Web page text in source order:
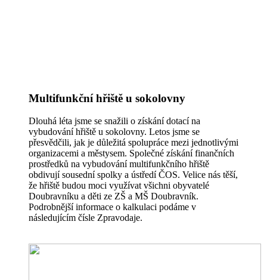
Multifunkční hřiště u sokolovny
Dlouhá léta jsme se snažili o získání dotací na
vybudování hřiště u sokolovny. Letos jsme se
přesvědčili, jak je důležitá spolupráce mezi jednotlivými
organizacemi a městysem. Společné získání finančních
prostředků na vybudování multifunkčního hřiště
obdivují sousední spolky a ústředí ČOS. Velice nás těší,
že hřiště budou moci využívat všichni obyvatelé
Doubravníku a děti ze ZŠ a MŠ Doubravník.
Podrobnější informace o kalkulaci podáme v
následujícím čísle Zpravodaje.